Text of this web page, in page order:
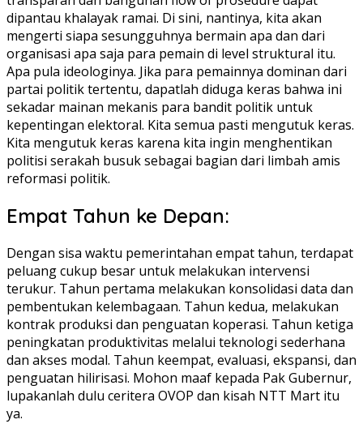
dipantau khalayak ramai. Di sini, nantinya, kita akan
mengerti siapa sesungguhnya bermain apa dan dari
organisasi apa saja para pemain di level struktural itu.
Apa pula ideologinya. Jika para pemainnya dominan dari
partai politik tertentu, dapatlah diduga keras bahwa ini
sekadar mainan mekanis para bandit politik untuk
kepentingan elektoral. Kita semua pasti mengutuk keras.
Kita mengutuk keras karena kita ingin menghentikan
politisi serakah busuk sebagai bagian dari limbah amis
reformasi politik.
Empat Tahun ke Depan:
Dengan sisa waktu pemerintahan empat tahun, terdapat
peluang cukup besar untuk melakukan intervensi
terukur. Tahun pertama melakukan konsolidasi data dan
pembentukan kelembagaan. Tahun kedua, melakukan
kontrak produksi dan penguatan koperasi. Tahun ketiga
peningkatan produktivitas melalui teknologi sederhana
dan akses modal. Tahun keempat, evaluasi, ekspansi, dan
penguatan hilirisasi. Mohon maaf kepada Pak Gubernur,
lupakanlah dulu ceritera OVOP dan kisah NTT Mart itu
ya.